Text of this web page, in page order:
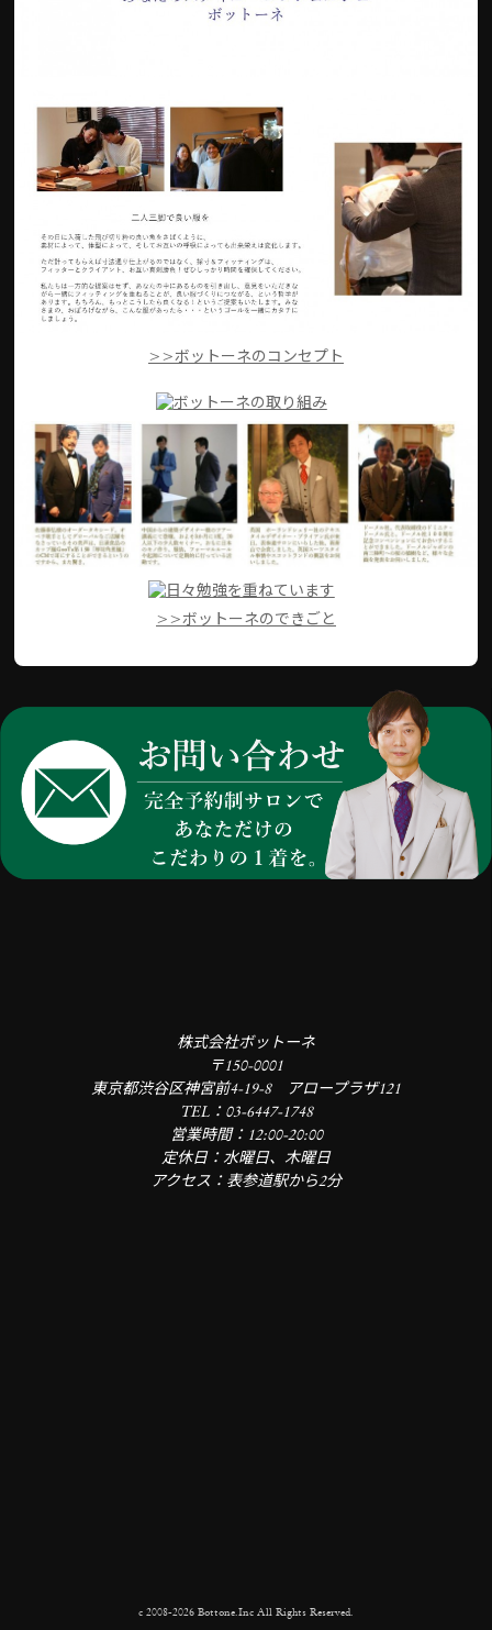
>>ボットーネのコンセプト
>>ボットーネのできごと
株式会社ボットーネ
〒150-0001
東京都渋谷区神宮前4-19-8 アロープラザ121
TEL：03-6447-1748
営業時間：12:00-20:00
定休日：水曜日、木曜日
アクセス：表参道駅から2分
c 2008-2026 Bottone.Inc All Rights Reserved.